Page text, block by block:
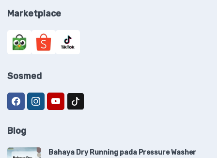
Marketplace
Sosmed
Blog
Bahaya Dry Running pada Pressure Washer